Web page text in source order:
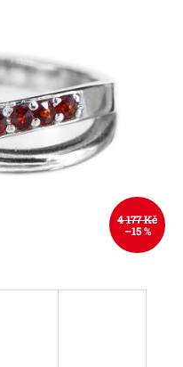
4 177 Kč
–15 %